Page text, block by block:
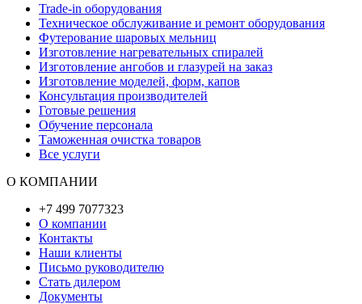
Trade-in оборудования
Техническое обслуживание и ремонт оборудования
Футерование шаровых мельниц
Изготовление нагревательных спиралей
Изготовление ангобов и глазурей на заказ
Изготовление моделей, форм, капов
Консультация производителей
Готовые решения
Обучение персонала
Таможенная очистка товаров
Все услуги
О КОМПАНИИ
+7 499 7077323
О компании
Контакты
Наши клиенты
Письмо руководителю
Стать дилером
Документы